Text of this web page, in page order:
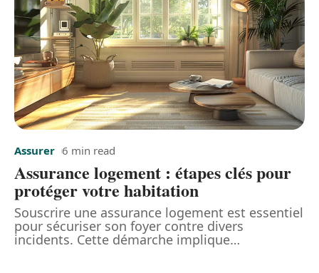
Assurer 6 min read
Assurance logement : étapes clés pour
protéger votre habitation
Souscrire une assurance logement est essentiel
pour sécuriser son foyer contre divers
incidents. Cette démarche implique…